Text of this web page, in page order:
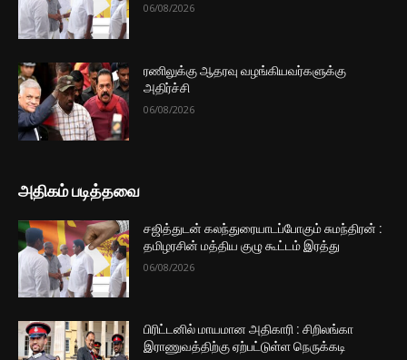
06/08/2026
ரணிலுக்கு ஆதரவு வழங்கியவர்களுக்கு
அதிர்ச்சி
06/08/2026
அதிகம் படித்தவை
சஜித்துடன் கலந்துரையாடப்போகும் சுமந்திரன் :
தமிழரசின் மத்திய குழு கூட்டம் இரத்து
06/08/2026
பிரிட்டனில் மாயமான அதிகாரி : சிறிலங்கா
இராணுவத்திற்கு ஏற்பட்டுள்ள நெருக்கடி